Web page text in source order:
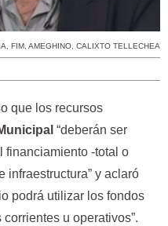
, FIM, AMEGHINO, CALIXTO TELLECHEA
que los recursos
“deberán ser
financiamiento -total o
infraestructura” y aclaró
podrá utilizar los fondos
u operativos”.